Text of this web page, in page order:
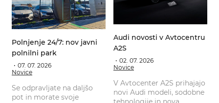
Polnjenje 24/7: nov javni
polnilni park
Novice
07. 07. 2026
Se odpravljate na daljšo
pot in morate svoje
Audi novosti v Avtocentru
A2S
Novice
02. 07. 2026
V Avtocenter A2S prihajajo
novi Audi modeli, sodobne